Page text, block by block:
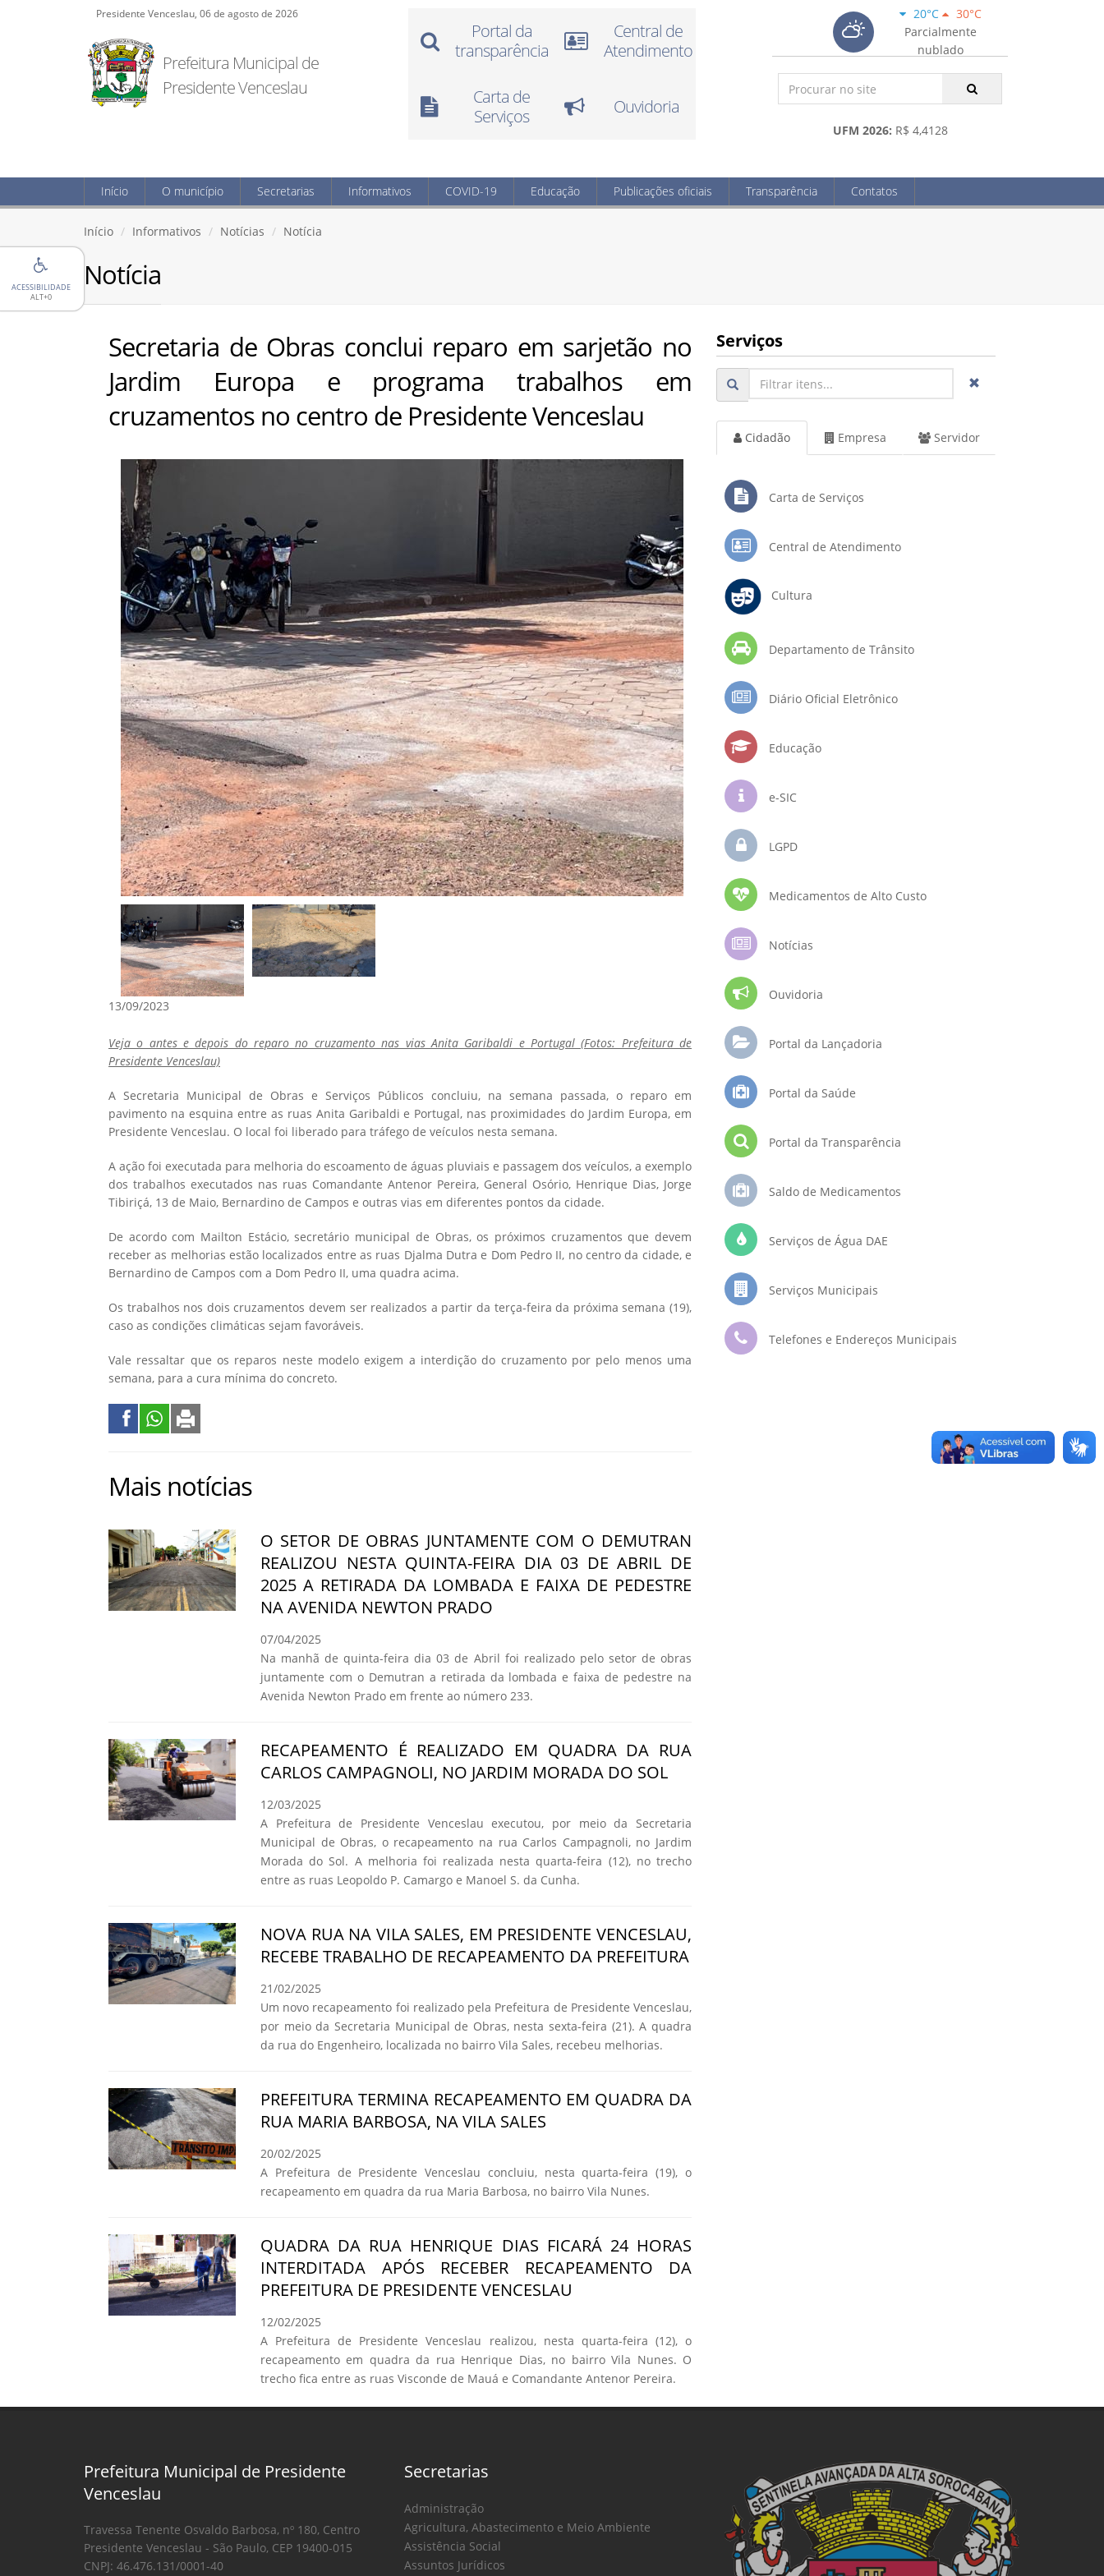
ACESSIBILIDADE
ALT+0
Presidente Venceslau, 06 de agosto de 2026
Prefeitura Municipal de
Presidente Venceslau
Portal da
transparência
Central de
Atendimento
Carta de
Serviços
Ouvidoria
20°C
30°C
Parcialmente
nublado
UFM 2026: R$ 4,4128
Início O município Secretarias Informativos COVID-19 Educação Publicações oficiais Transparência Contatos
Início Informativos Notícias Notícia
Notícia
Secretaria de Obras conclui reparo em sarjetão no
Jardim Europa e programa trabalhos em
cruzamentos no centro de Presidente Venceslau
13/09/2023
Veja o antes e depois do reparo no cruzamento nas vias Anita Garibaldi e Portugal (Fotos: Prefeitura de
Presidente Venceslau)
A Secretaria Municipal de Obras e Serviços Públicos concluiu, na semana passada, o reparo em
pavimento na esquina entre as ruas Anita Garibaldi e Portugal, nas proximidades do Jardim Europa, em
Presidente Venceslau. O local foi liberado para tráfego de veículos nesta semana.
A ação foi executada para melhoria do escoamento de águas pluviais e passagem dos veículos, a exemplo
dos trabalhos executados nas ruas Comandante Antenor Pereira, General Osório, Henrique Dias, Jorge
Tibiriçá, 13 de Maio, Bernardino de Campos e outras vias em diferentes pontos da cidade.
De acordo com Mailton Estácio, secretário municipal de Obras, os próximos cruzamentos que devem
receber as melhorias estão localizados entre as ruas Djalma Dutra e Dom Pedro II, no centro da cidade, e
Bernardino de Campos com a Dom Pedro II, uma quadra acima.
Os trabalhos nos dois cruzamentos devem ser realizados a partir da terça-feira da próxima semana (19),
caso as condições climáticas sejam favoráveis.
Vale ressaltar que os reparos neste modelo exigem a interdição do cruzamento por pelo menos uma
semana, para a cura mínima do concreto.
Mais notícias
O SETOR DE OBRAS JUNTAMENTE COM O DEMUTRAN
REALIZOU NESTA QUINTA-FEIRA DIA 03 DE ABRIL DE
2025 A RETIRADA DA LOMBADA E FAIXA DE PEDESTRE
NA AVENIDA NEWTON PRADO
07/04/2025
Na manhã de quinta-feira dia 03 de Abril foi realizado pelo setor de obras
juntamente com o Demutran a retirada da lombada e faixa de pedestre na
Avenida Newton Prado em frente ao número 233.
RECAPEAMENTO É REALIZADO EM QUADRA DA RUA
CARLOS CAMPAGNOLI, NO JARDIM MORADA DO SOL
12/03/2025
A Prefeitura de Presidente Venceslau executou, por meio da Secretaria
Municipal de Obras, o recapeamento na rua Carlos Campagnoli, no Jardim
Morada do Sol. A melhoria foi realizada nesta quarta-feira (12), no trecho
entre as ruas Leopoldo P. Camargo e Manoel S. da Cunha.
NOVA RUA NA VILA SALES, EM PRESIDENTE VENCESLAU,
RECEBE TRABALHO DE RECAPEAMENTO DA PREFEITURA
21/02/2025
Um novo recapeamento foi realizado pela Prefeitura de Presidente Venceslau,
por meio da Secretaria Municipal de Obras, nesta sexta-feira (21). A quadra
da rua do Engenheiro, localizada no bairro Vila Sales, recebeu melhorias.
PREFEITURA TERMINA RECAPEAMENTO EM QUADRA DA
RUA MARIA BARBOSA, NA VILA SALES
20/02/2025
A Prefeitura de Presidente Venceslau concluiu, nesta quarta-feira (19), o
recapeamento em quadra da rua Maria Barbosa, no bairro Vila Nunes.
QUADRA DA RUA HENRIQUE DIAS FICARÁ 24 HORAS
INTERDITADA APÓS RECEBER RECAPEAMENTO DA
PREFEITURA DE PRESIDENTE VENCESLAU
12/02/2025
A Prefeitura de Presidente Venceslau realizou, nesta quarta-feira (12), o
recapeamento em quadra da rua Henrique Dias, no bairro Vila Nunes. O
trecho fica entre as ruas Visconde de Mauá e Comandante Antenor Pereira.
Serviços
Cidadão Empresa Servidor
Carta de Serviços
Central de Atendimento
Cultura
Departamento de Trânsito
Diário Oficial Eletrônico
Educação
e-SIC
LGPD
Medicamentos de Alto Custo
Notícias
Ouvidoria
Portal da Lançadoria
Portal da Saúde
Portal da Transparência
Saldo de Medicamentos
Serviços de Água DAE
Serviços Municipais
Telefones e Endereços Municipais
Prefeitura Municipal de Presidente
Venceslau
Travessa Tenente Osvaldo Barbosa, nº 180, Centro
Presidente Venceslau - São Paulo, CEP 19400-015
CNPJ: 46.476.131/0001-40
Secretarias
Administração
Agricultura, Abastecimento e Meio Ambiente
Assistência Social
Assuntos Jurídicos